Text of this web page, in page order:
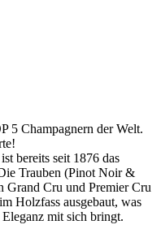
5 Champagnern der Welt.
ist bereits seit 1876 das
Trauben (Pinot Noir &
Grand Cru und Premier Cru
Holzfass ausgebaut, was
mit sich bringt.